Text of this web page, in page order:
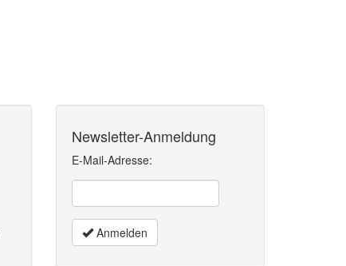
Newsletter-Anmeldung
E-Mail-Adresse:
Anmelden